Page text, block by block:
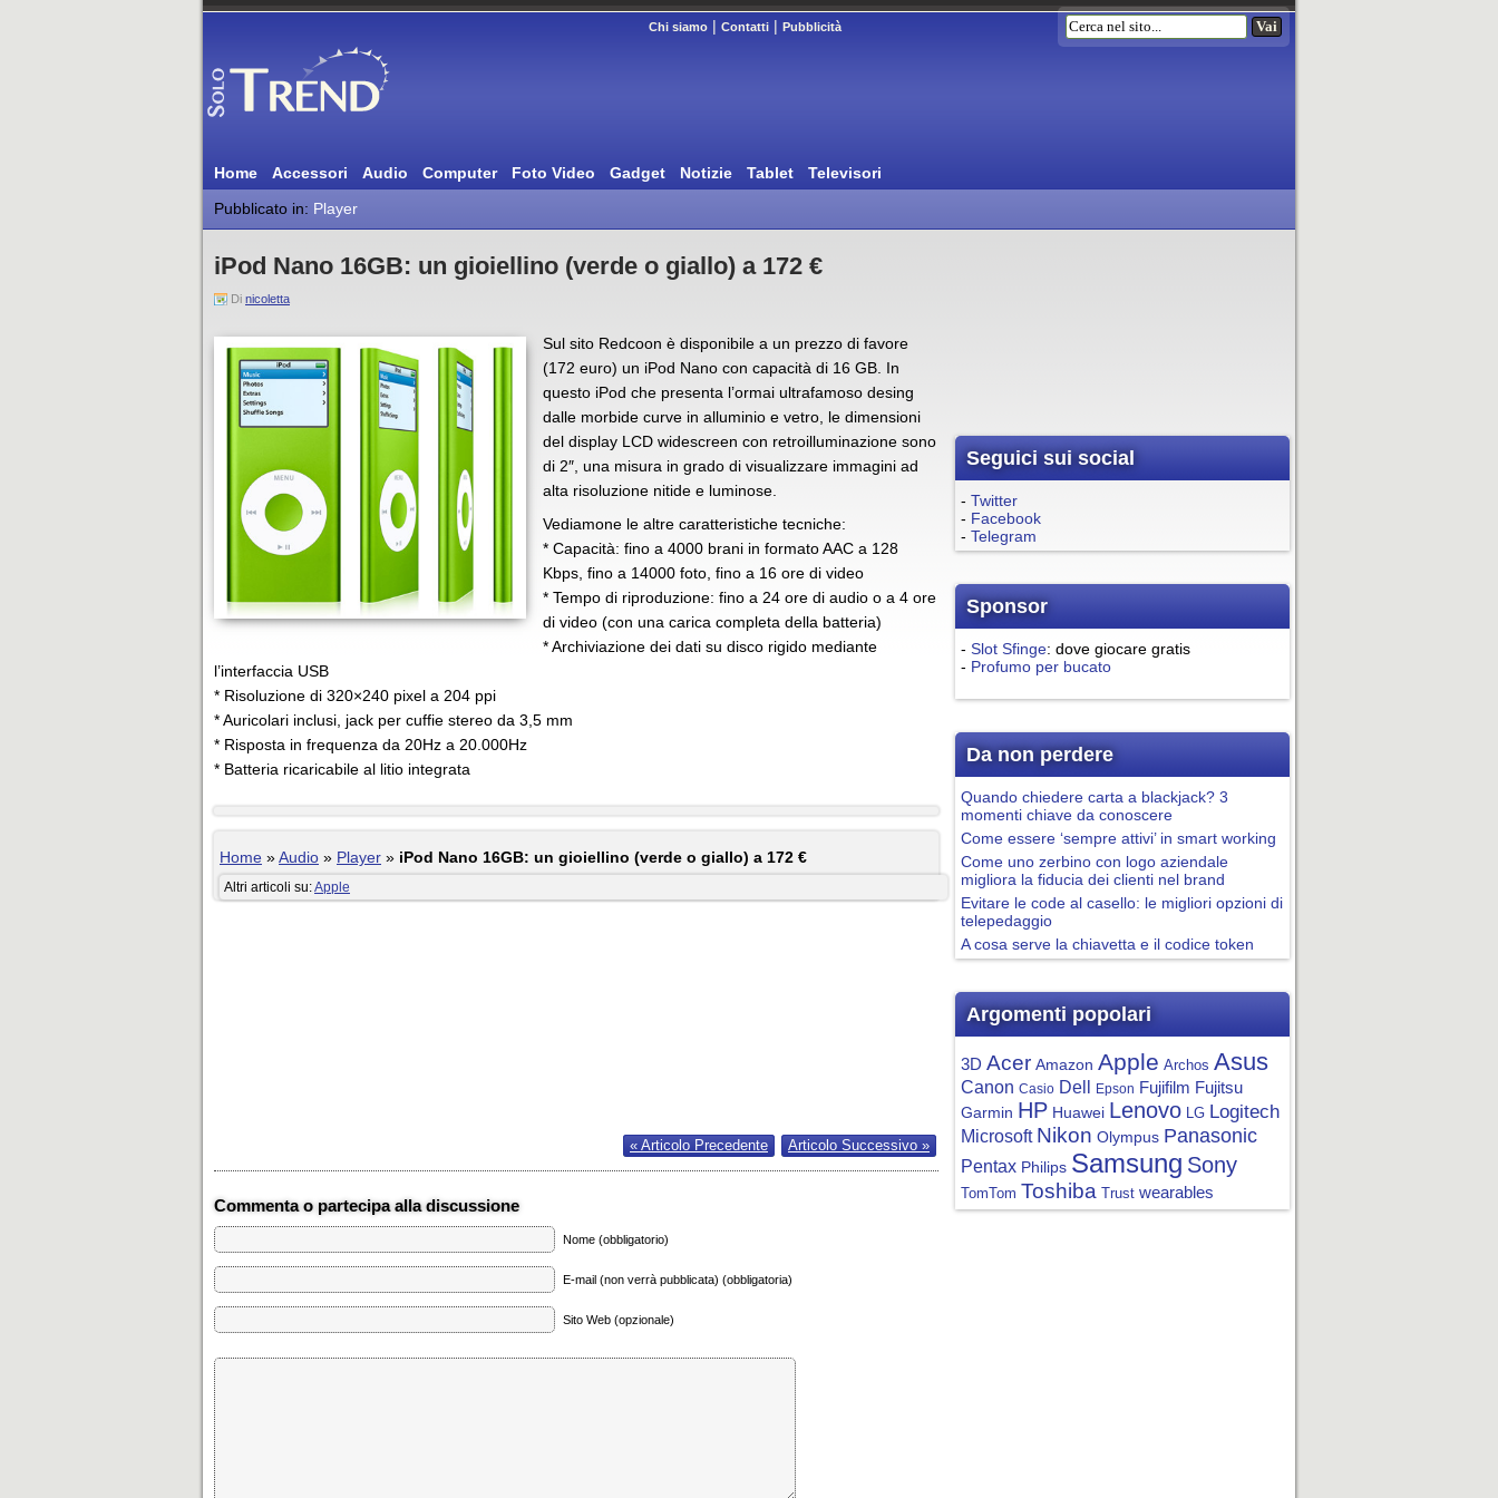
Chi siamo | Contatti | Pubblicità
Home Accessori Audio Computer Foto Video Gadget Notizie Tablet
Televisori
Pubblicato in: Player
iPod Nano 16GB: un gioiellino (verde o giallo) a 172 €
Di nicoletta
Sul sito Redcoon è disponibile a un prezzo di favore
(172 euro) un iPod Nano con capacità di 16 GB. In
questo iPod che presenta l’ormai ultrafamoso desing
dalle morbide curve in alluminio e vetro, le dimensioni
del display LCD widescreen con retroilluminazione sono
di 2″, una misura in grado di visualizzare immagini ad
alta risoluzione nitide e luminose.
Vediamone le altre caratteristiche tecniche:
* Capacità: fino a 4000 brani in formato AAC a 128
Kbps, fino a 14000 foto, fino a 16 ore di video
* Tempo di riproduzione: fino a 24 ore di audio o a 4 ore
di video (con una carica completa della batteria)
* Archiviazione dei dati su disco rigido mediante
l’interfaccia USB
* Risoluzione di 320×240 pixel a 204 ppi
* Auricolari inclusi, jack per cuffie stereo da 3,5 mm
* Risposta in frequenza da 20Hz a 20.000Hz
* Batteria ricaricabile al litio integrata
Home »Audio » Player » iPod Nano 16GB: un gioiellino (verde o giallo) a 172 €
Altri articoli su:Apple
« Articolo Precedente Articolo Successivo »
Commenta o partecipa alla discussione
Nome (obbligatorio)
E-mail (non verrà pubblicata) (obbligatoria)
Sito Web (opzionale)
Seguici sui social
- Twitter
- Facebook
- Telegram
Sponsor
- Slot Sfinge: dove giocare gratis
- Profumo per bucato
Da non perdere
Quando chiedere carta a blackjack? 3
momenti chiave da conoscere
Come essere ‘sempre attivi’ in smart working
Come uno zerbino con logo aziendale
migliora la fiducia dei clienti nel brand
Evitare le code al casello: le migliori opzioni di
telepedaggio
A cosa serve la chiavetta e il codice token
Argomenti popolari
3D Acer Amazon Apple Archos Asus
Canon Casio Dell Epson Fujifilm Fujitsu
Garmin HP Huawei Lenovo LG Logitech
Microsoft Nikon Olympus Panasonic
Pentax Philips Samsung Sony
TomTom Toshiba Trust wearables